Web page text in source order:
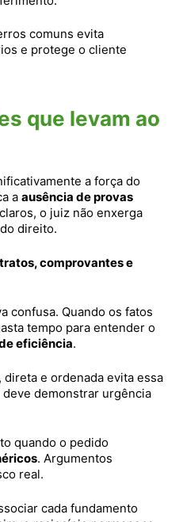
comuns evita
e protege o cliente
que levam ao
a força do
a ausência de provas
o juiz não enxerga
direito.
comprovantes e
confusa. Quando os fatos
tempo para entender o
eficiência.
e ordenada evita essa
demonstrar urgência
quando o pedido
. Argumentos
real.
cada fundamento